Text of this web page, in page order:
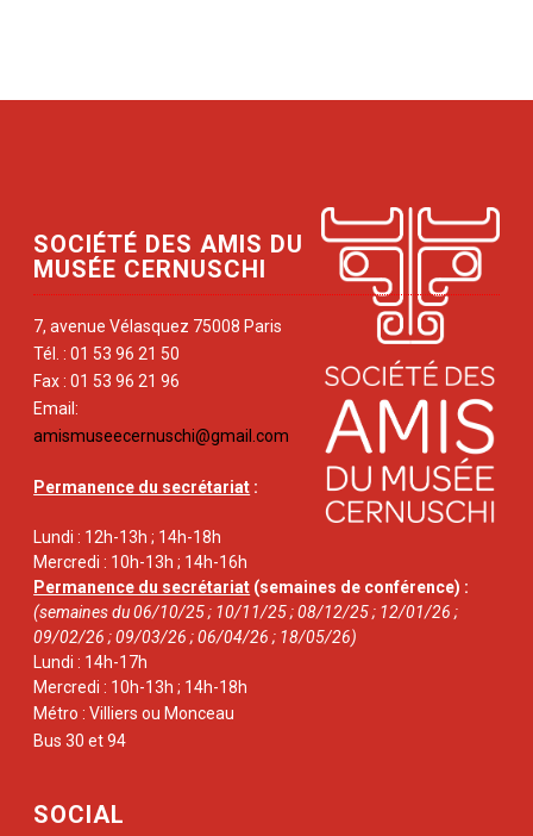
SOCIÉTÉ DES AMIS DU
MUSÉE CERNUSCHI
7, avenue Vélasquez 75008 Paris
Tél. : 01 53 96 21 50
Fax : 01 53 96 21 96
Email:
amismuseecernuschi@gmail.com
Permanence du secrétariat :
Lundi : 12h-13h ; 14h-18h
Mercredi : 10h-13h ; 14h-16h
Permanence du secrétariat (semaines de conférence) :
(semaines du 06/10/25 ; 10/11/25 ; 08/12/25 ; 12/01/26 ;
09/02/26 ; 09/03/26 ; 06/04/26 ; 18/05/26)
Lundi : 14h-17h
Mercredi : 10h-13h ; 14h-18h
Métro : Villiers ou Monceau
Bus 30 et 94
SOCIAL